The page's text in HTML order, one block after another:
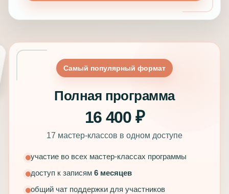
Самый популярный формат
Полная программа
16 400 ₽
17 мастер-классов в одном доступе
участие во всех мастер-классах программы
доступ к записям 6 месяцев
общий чат поддержки для участников